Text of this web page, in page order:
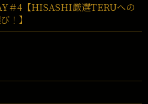
＃4【HISASHI厳選TERUへの
！】